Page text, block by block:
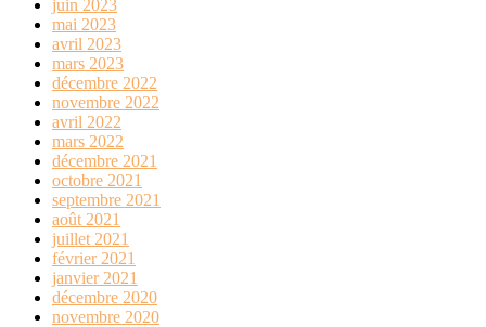
juin 2023
mai 2023
avril 2023
mars 2023
décembre 2022
novembre 2022
avril 2022
mars 2022
décembre 2021
octobre 2021
septembre 2021
août 2021
juillet 2021
février 2021
janvier 2021
décembre 2020
novembre 2020